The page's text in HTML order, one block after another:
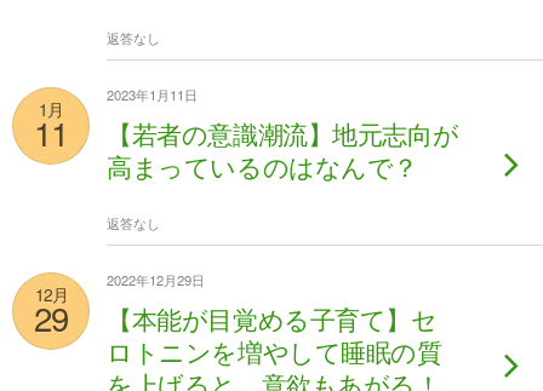
返答なし
1月
11
2023年1月11日
【若者の意識潮流】地元志向が
高まっているのはなんで？
返答なし
12月
29
2022年12月29日
【本能が目覚める子育て】セ
ロトニンを増やして睡眠の質
を上げると、意欲もあがる！